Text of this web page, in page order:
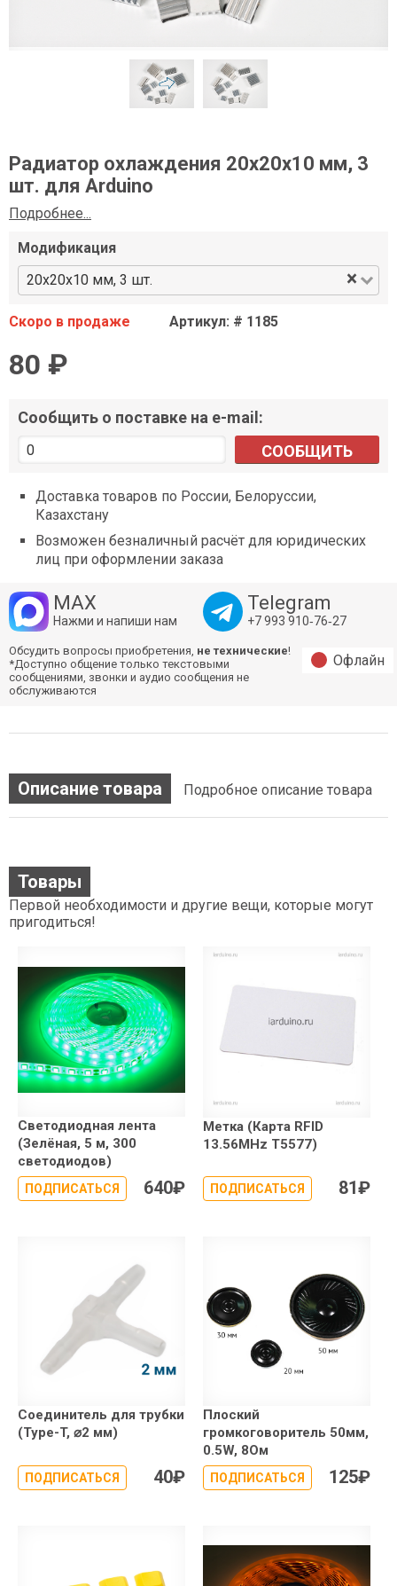
Радиатор охлаждения 20x20x10 мм, 3
шт. для Arduino
Подробнее...
Модификация
20x20x10 мм, 3 шт.
×
Скоро в продаже Артикул: # 1185
80 ₽
Сообщить о поставке на e-mail:
СООБЩИТЬ
Доставка товаров по России, Белоруссии,
Казахстану
Возможен безналичный расчёт для юридических
лиц при оформлении заказа
MAX
Нажми и напиши нам
Telegram
+7 993 910‑76‑27
Обсудить вопросы приобретения, не технические!
*Доступно общение только текстовыми
сообщениями, звонки и аудио сообщения не
обслуживаются
Офлайн
Описание товара Подробное описание товара
Товары
Первой необходимости и другие вещи, которые могут
пригодиться!
Светодиодная лента
(Зелёная, 5 м, 300
светодиодов)
ПОДПИСАТЬСЯ 640₽
Метка (Карта RFID
13.56MHz T5577)
ПОДПИСАТЬСЯ 81₽
Соединитель для трубки
(Type-T, ⌀2 мм)
ПОДПИСАТЬСЯ 40₽
Плоский
громкоговоритель 50мм,
0.5W, 8Ом
ПОДПИСАТЬСЯ 125₽